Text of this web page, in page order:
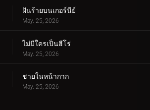
ฝันร้ายบนเกอร์นีย์
May. 25, 2026
ไม่มีใครเป็นฮีโร่
May. 25, 2026
ชายในหน้ากาก
May. 25, 2026